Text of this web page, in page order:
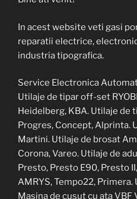
In acest website veti gasi
reparatii electrice,
industria tipografica.
Service Electronica
Utilaje de tipar off-set
Heidelberg, KBA. Utilaje de
Progres, Concept, Alprinta.
Martini. Utilaje de brosat
Corona, Vareo. Utilaje de
Presto, Presto E90, Presto
AMRYS, Tempo22,
Masina de cusut cu ata VBF